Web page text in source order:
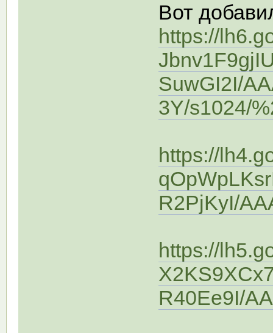
Вот
https://
SuwGI2I/
3Y/s1024/
https://
R2PjKyI/
https://
R40Ee9I/